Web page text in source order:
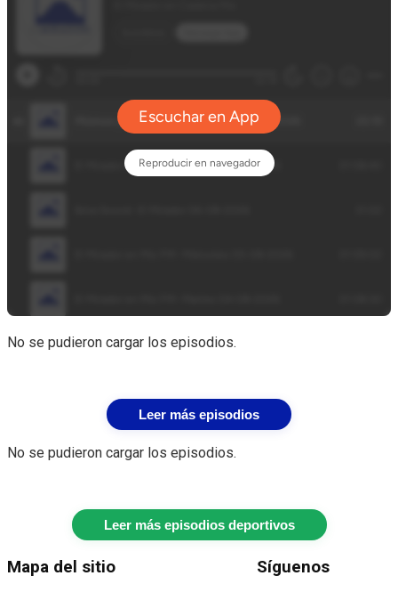
No se pudieron cargar los episodios.
Leer más episodios
No se pudieron cargar los episodios.
Leer más episodios deportivos
Mapa del sitio Síguenos